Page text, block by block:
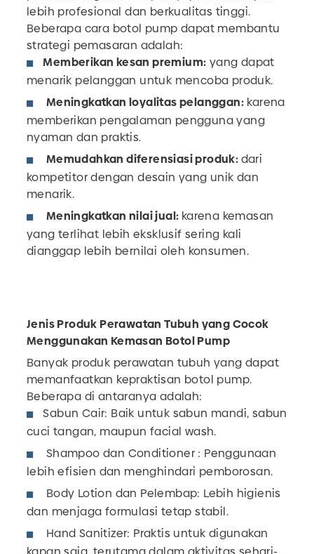
lebih profesional dan berkualitas tinggi.
Beberapa cara botol pump dapat membantu
strategi pemasaran adalah:
Memberikan kesan premium: yang dapat
menarik pelanggan untuk mencoba produk.
Meningkatkan loyalitas pelanggan: karena
memberikan pengalaman pengguna yang
nyaman dan praktis.
Memudahkan diferensiasi produk:dari
kompetitor dengan desain yang unik dan
menarik.
Meningkatkan nilai jual: karena kemasan
yang terlihat lebih eksklusif sering kali
dianggap lebih bernilai oleh konsumen.
Jenis Produk Perawatan Tubuh yang Cocok
Menggunakan Kemasan Botol Pump
Banyak produk perawatan tubuh yang dapat
memanfaatkan kepraktisan botol pump.
Beberapa di antaranya adalah:
Sabun Cair: Baik untuk sabun mandi, sabun
cuci tangan, maupun facial wash.
Shampoo dan Conditioner : Penggunaan
lebih efisien dan menghindari pemborosan.
Body Lotion dan Pelembap: Lebih higienis
dan menjaga formulasi tetap stabil.
Hand Sanitizer: Praktis untuk digunakan